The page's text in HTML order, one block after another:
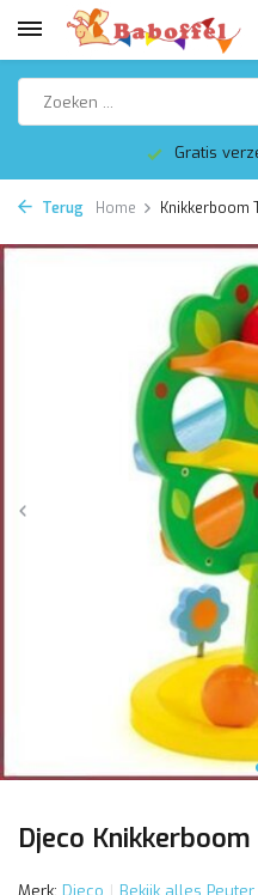
Gratis
Terug Home Knikkerboom
Djeco
Merk: Djeco Bekijk alles